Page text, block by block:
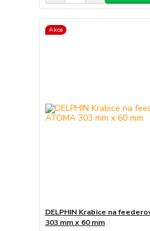
Akce
DELPHIN Krabice na
303 mm x 60 mm